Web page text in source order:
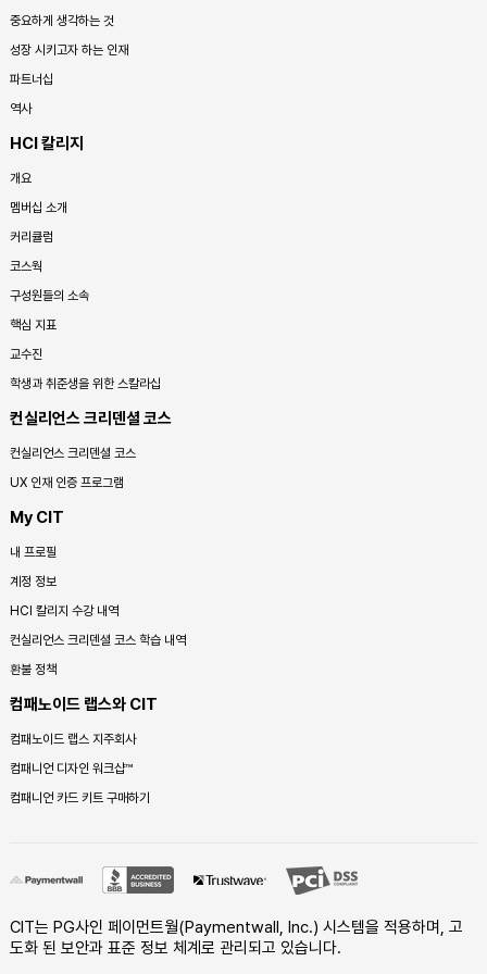
중요하게 생각하는 것
성장 시키고자 하는 인재
파트너십
역사
HCI 칼리지
개요
멤버십 소개
커리큘럼
코스웍
구성원들의 소속
핵심 지표
교수진
학생과 취준생을 위한 스칼라십
컨실리언스 크리덴셜 코스
컨실리언스 크리덴셜 코스
UX 인재 인증 프로그램
My CIT
내 프로필
계정 정보
HCI 칼리지 수강 내역
컨실리언스 크리덴셜 코스 학습 내역
환불 정책
컴패노이드 랩스와 CIT
컴패노이드 랩스 지주회사
컴패니언 디자인 워크샵™
컴패니언 카드 키트 구매하기
CIT는 PG사인 페이먼트월(Paymentwall, Inc.) 시스템을 적용하며, 고
도화 된 보안과 표준 정보 체계로 관리되고 있습니다.